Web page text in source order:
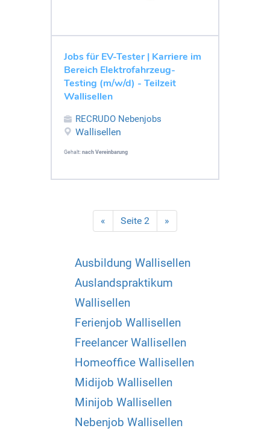
Jobs für EV-Tester | Karriere im
Bereich Elektrofahrzeug-
Testing (m/w/d) - Teilzeit
Wallisellen
RECRUDO Nebenjobs
Wallisellen
Gehalt: nach Vereinbarung
« Seite 2 »
Ausbildung Wallisellen
Auslandspraktikum
Wallisellen
Ferienjob Wallisellen
Freelancer Wallisellen
Homeoffice Wallisellen
Midijob Wallisellen
Minijob Wallisellen
Nebenjob Wallisellen